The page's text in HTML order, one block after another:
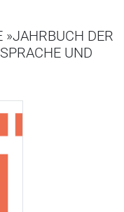
»JAHRBUCH DER
UND